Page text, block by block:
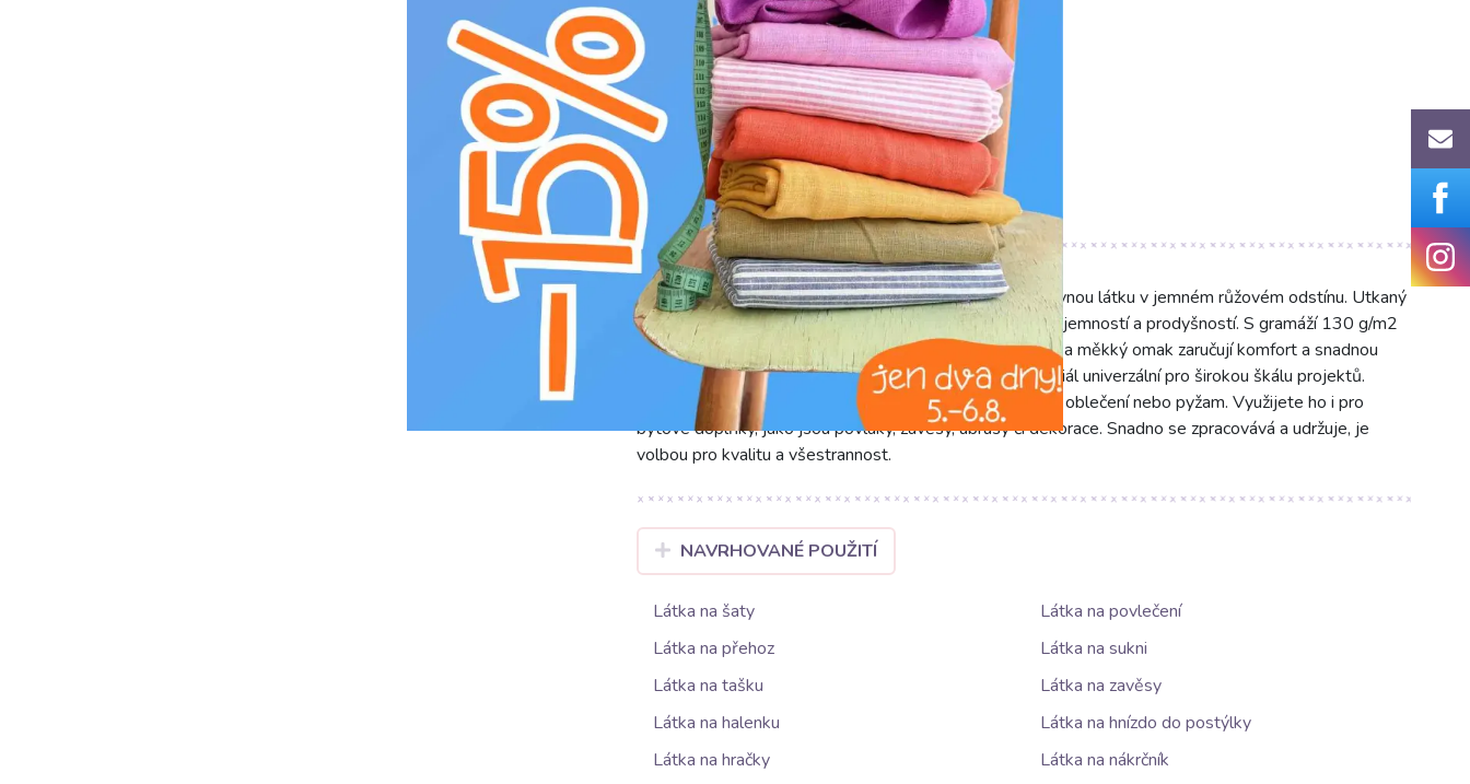
H nebělit
v sušičce sušit na nízkém stupni (do 60°C)
K nečistit chemicky
g prát na 30°C
Představujeme bavlněný popelín rose wood, jednobarevnou látku v jemném růžovém odstínu. Utkaný
ze 100% bavlny, tento popelín se vyznačuje výjimečnou jemností a prodyšností. S gramáží 130 g/m2
je příjemně lehký, ale zároveň pevný. Jeho hladký povrch a měkký omak zaručují komfort a snadnou
práci. Díky šíři 150 cm a skvělé tvarové stálosti je materiál univerzální pro širokou škálu projektů.
Ideální na šití halenek, letních šatů, sukní, košil, dětského oblečení nebo pyžam. Využijete ho i pro
bytové doplňky, jako jsou povlaky, závěsy, ubrusy či dekorace. Snadno se zpracovává a udržuje, je
volbou pro kvalitu a všestrannost.
NAVRHOVANÉ POUŽITÍ
Látka na šaty
Látka na povlečení
Látka na přehoz
Látka na sukni
Látka na tašku
Látka na zavěsy
Látka na halenku
Látka na hnízdo do postýlky
Látka na hračky
Látka na nákrčník